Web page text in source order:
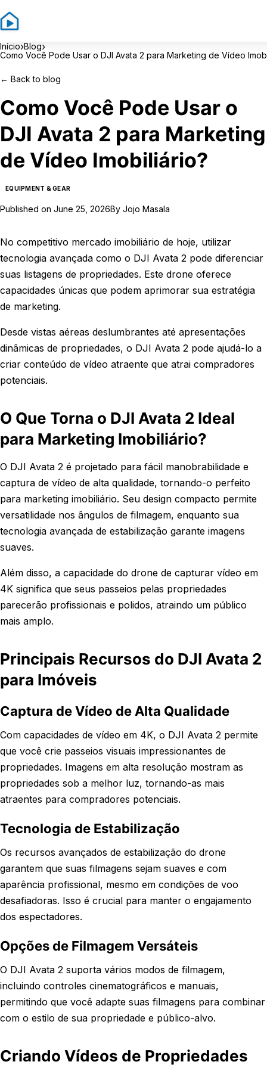
Início›Blog›
Como Você Pode Usar o DJI Avata 2 para Marketing de Vídeo
← Back to blog
Como Você Pode Usar o
DJI Avata 2 para Marketing
de Vídeo Imobiliário?
EQUIPMENT & GEAR
Published on June 25, 2026By Jojo Masala
No competitivo mercado imobiliário de hoje, utilizar
tecnologia avançada como o DJI Avata 2 pode diferenciar
suas listagens de propriedades. Este drone oferece
capacidades únicas que podem aprimorar sua estratégia
de marketing.
Desde vistas aéreas deslumbrantes até apresentações
dinâmicas de propriedades, o DJI Avata 2 pode ajudá-lo a
criar conteúdo de vídeo atraente que atrai compradores
potenciais.
O Que Torna o DJI Avata 2 Ideal
para Marketing Imobiliário?
O DJI Avata 2 é projetado para fácil manobrabilidade e
captura de vídeo de alta qualidade, tornando-o perfeito
para marketing imobiliário. Seu design compacto permite
versatilidade nos ângulos de filmagem, enquanto sua
tecnologia avançada de estabilização garante imagens
suaves.
Além disso, a capacidade do drone de capturar vídeo em
4K significa que seus passeios pelas propriedades
parecerão profissionais e polidos, atraindo um público
mais amplo.
Principais Recursos do DJI Avata 2
para Imóveis
Captura de Vídeo de Alta Qualidade
Com capacidades de vídeo em 4K, o DJI Avata 2 permite
que você crie passeios visuais impressionantes de
propriedades. Imagens em alta resolução mostram as
propriedades sob a melhor luz, tornando-as mais
atraentes para compradores potenciais.
Tecnologia de Estabilização
Os recursos avançados de estabilização do drone
garantem que suas filmagens sejam suaves e com
aparência profissional, mesmo em condições de voo
desafiadoras. Isso é crucial para manter o engajamento
dos espectadores.
Opções de Filmagem Versáteis
O DJI Avata 2 suporta vários modos de filmagem,
incluindo controles cinematográficos e manuais,
permitindo que você adapte suas filmagens para combinar
com o estilo de sua propriedade e público-alvo.
Criando Vídeos de Propriedades